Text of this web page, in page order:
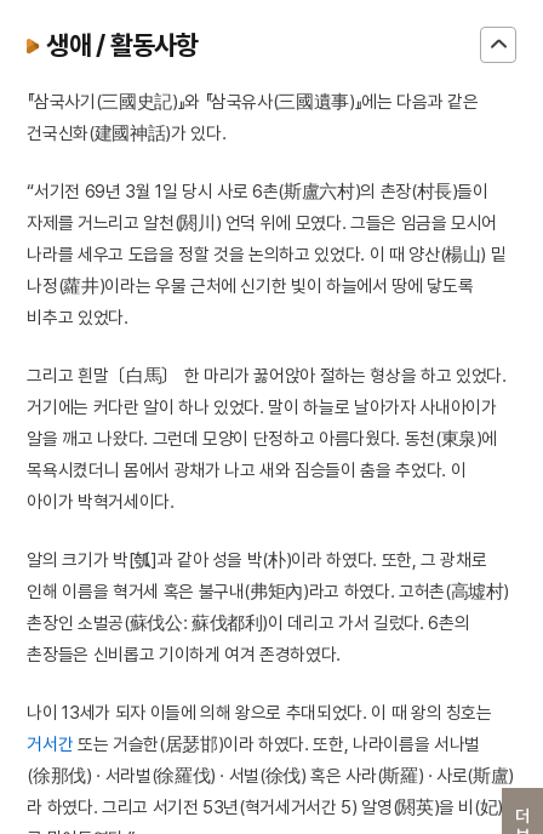
생애 / 활동사항
『삼국사기(三國史記)』와 『삼국유사(三國遺事)』에는 다음과 같은
건국신화(建國神話)가 있다.
“서기전 69년 3월 1일 당시 사로 6촌(斯盧六村)의 촌장(村長)들이
자제를 거느리고 알천(閼川) 언덕 위에 모였다. 그들은 임금을 모시어
나라를 세우고 도읍을 정할 것을 논의하고 있었다. 이 때 양산(楊山) 밑
나정(蘿井)이라는 우물 근처에 신기한 빛이 하늘에서 땅에 닿도록
비추고 있었다.
그리고 흰말〔白馬〕 한 마리가 꿇어앉아 절하는 형상을 하고 있었다.
거기에는 커다란 알이 하나 있었다. 말이 하늘로 날아가자 사내아이가
알을 깨고 나왔다. 그런데 모양이 단정하고 아름다웠다. 동천(東泉)에
목욕시켰더니 몸에서 광채가 나고 새와 짐승들이 춤을 추었다. 이
아이가 박혁거세이다.
알의 크기가 박[瓠]과 같아 성을 박(朴)이라 하였다. 또한, 그 광채로
인해 이름을 혁거세 혹은 불구내(弗矩內)라고 하였다. 고허촌(高墟村)
촌장인 소벌공(蘇伐公: 蘇伐都利)이 데리고 가서 길렀다. 6촌의
촌장들은 신비롭고 기이하게 여겨 존경하였다.
나이 13세가 되자 이들에 의해 왕으로 추대되었다. 이 때 왕의 칭호는
거서간 또는 거슬한(居瑟邯)이라 하였다. 또한, 나라이름을 서나벌
(徐那伐) · 서라벌(徐羅伐) · 서벌(徐伐) 혹은 사라(斯羅) · 사로(斯盧)
라 하였다. 그리고 서기전 53년(혁거세거서간 5) 알영(閼英)을 비(妃)